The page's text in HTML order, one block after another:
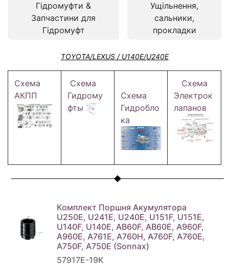
Гідромуфти &
Запчастини для
Гідромуфт
Ущільнення,
сальники,
прокладки
TOYOTA/LEXUS / U140E/U240E
Схема
АКПП
Схема
Гидрому
фты
Схема
Гидробло
ка
Схема
Электрок
лапанов
Комплект Поршня Акумулятора
U250E, U241E, U240E, U151F, U151E,
U140F, U140E, AB60F, AB60E, A960F,
A960E, A761E, A760H, A760F, A760E,
A750F, A750E (Sonnax)
57917E-19K